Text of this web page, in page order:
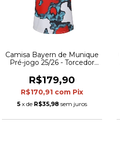
Camisa Bayern de Munique
Pré-jogo 25/26 - Torcedor
com detalhes em vermelho
e verde e preto
R$179,90
R$170,91 com Pix
5 x de R$35,98 sem juros